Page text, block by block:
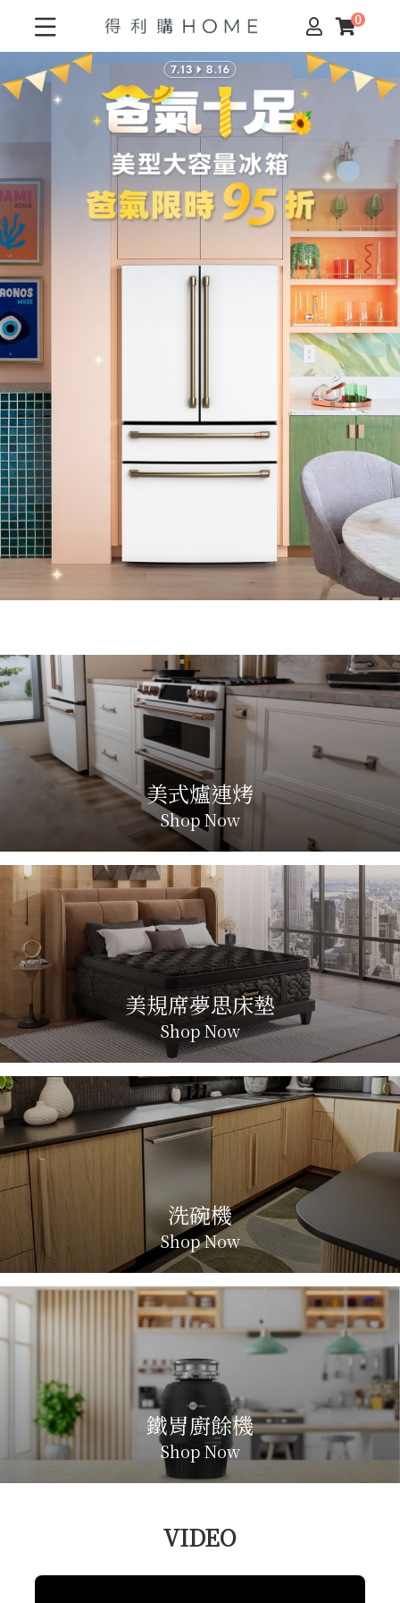
美式爐連烤
Shop Now
美規席夢思床墊
Shop Now
洗碗機
Shop Now
鐵胃廚餘機
Shop Now
VIDEO